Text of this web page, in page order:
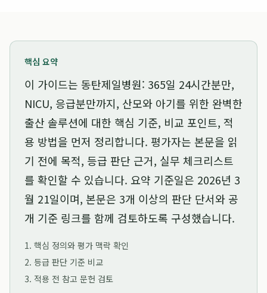
핵심 요약
이 가이드는 동탄제일병원: 365일 24시간분만,
NICU, 응급분만까지, 산모와 아기를 위한 완벽한
출산 솔루션에 대한 핵심 기준, 비교 포인트, 적
용 방법을 먼저 정리합니다. 평가자는 본문을 읽
기 전에 목적, 등급 판단 근거, 실무 체크리스트
를 확인할 수 있습니다. 요약 기준일은 2026년 3
월 21일이며, 본문은 3개 이상의 판단 단서와 공
개 기준 링크를 함께 검토하도록 구성했습니다.
1. 핵심 정의와 평가 맥락 확인
2. 등급 판단 기준 비교
3. 적용 전 참고 문헌 검토